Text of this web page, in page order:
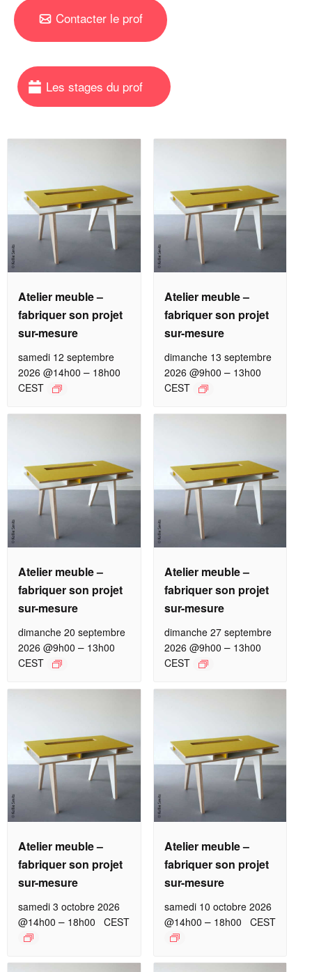
Contacter le prof
Atelier meuble –
fabriquer son projet
sur-mesure
samedi 12 septembre
2026 @14h00 – 18h00
CEST
Atelier meuble –
fabriquer son projet
sur-mesure
dimanche 13 septembre
2026 @9h00 – 13h00
CEST
Atelier meuble –
fabriquer son projet
sur-mesure
dimanche 20 septembre
2026 @9h00 – 13h00
CEST
Atelier meuble –
fabriquer son projet
sur-mesure
dimanche 27 septembre
2026 @9h00 – 13h00
CEST
Atelier meuble –
fabriquer son projet
sur-mesure
samedi 3 octobre 2026
@14h00 – 18h00 CEST
Atelier meuble –
fabriquer son projet
sur-mesure
samedi 10 octobre 2026
@14h00 – 18h00 CEST